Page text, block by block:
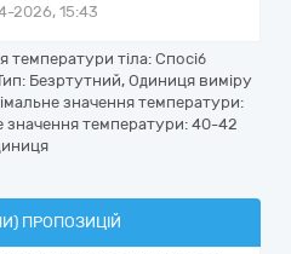
2026, 15:43
тіла: Спосіб
Безртутний, Одиниця виміру
значення температури:
температури: 40-42
ПРОПОЗИЦІЙ